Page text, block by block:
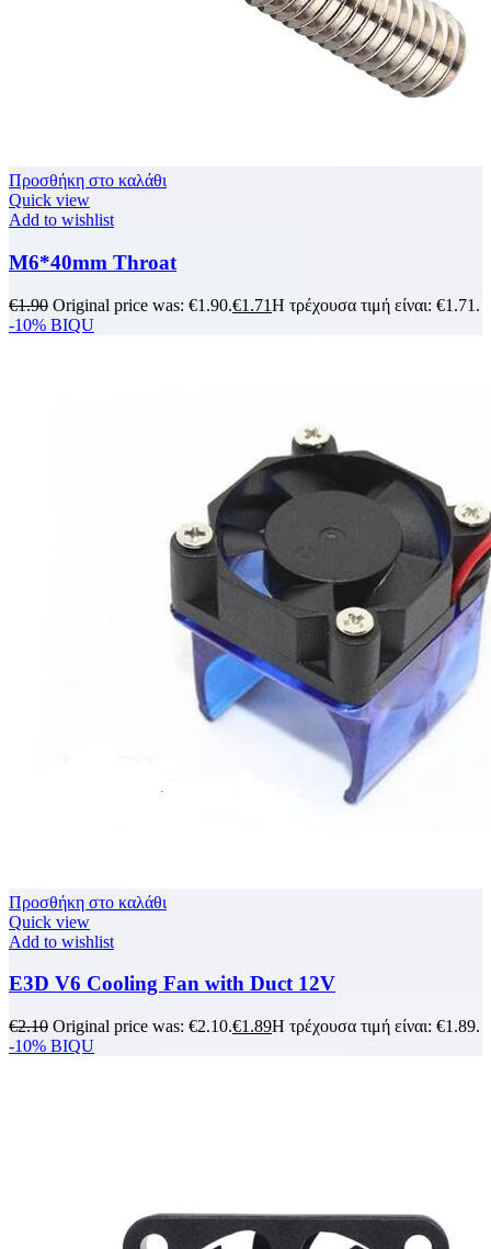
Προσθήκη στο καλάθι
Quick view
Add to wishlist
M6*40mm Throat
€1.90 Original price was: €1.90.€1.71Η τρέχουσα τιμή είναι: €1.71.
-10% BIQU
Προσθήκη στο καλάθι
Quick view
Add to wishlist
E3D V6 Cooling Fan with Duct 12V
€2.10 Original price was: €2.10.€1.89Η τρέχουσα τιμή είναι: €1.89.
-10% BIQU